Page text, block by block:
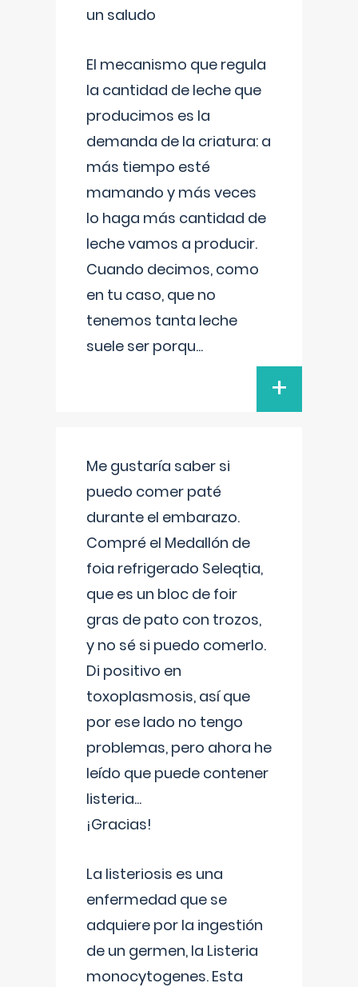
un saludo
El mecanismo que regula
la cantidad de leche que
producimos es la
demanda de la criatura: a
más tiempo esté
mamando y más veces
lo haga más cantidad de
leche vamos a producir.
Cuando decimos, como
en tu caso, que no
tenemos tanta leche
suele ser porqu...
+
Me gustaría saber si
puedo comer paté
durante el embarazo.
Compré el Medallón de
foia refrigerado Seleqtia,
que es un bloc de foir
gras de pato con trozos,
y no sé si puedo comerlo.
Di positivo en
toxoplasmosis, así que
por ese lado no tengo
problemas, pero ahora he
leído que puede contener
listeria...
¡Gracias!
La listeriosis es una
enfermedad que se
adquiere por la ingestión
de un germen, la Listeria
monocytogenes. Esta